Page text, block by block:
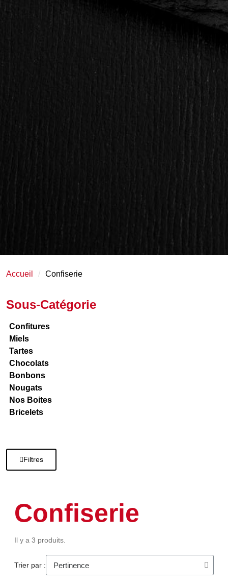
Accueil Confiserie
Sous-Catégorie
Confitures
Miels
Tartes
Chocolats
Bonbons
Nougats
Nos Boites
Bricelets
Filtres
Confiserie
Il y a 3 produits.
Trier par :